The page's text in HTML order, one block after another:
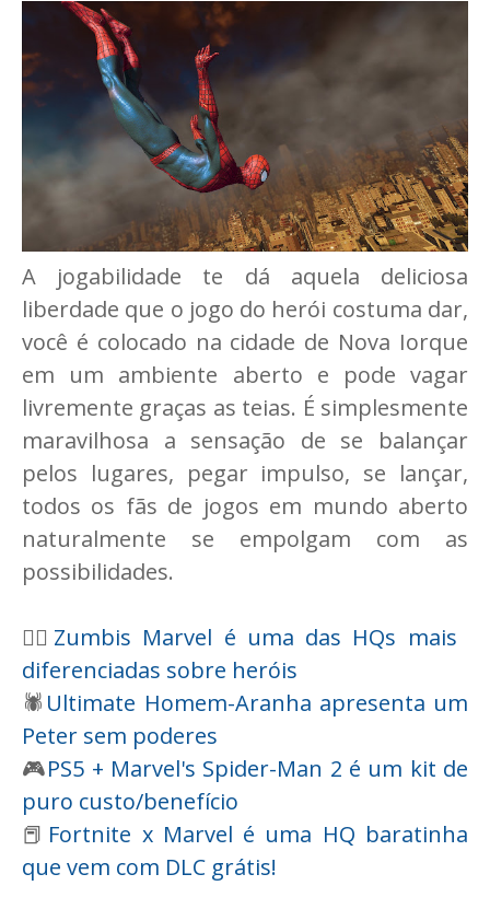
A jogabilidade te dá aquela deliciosa
liberdade que o jogo do herói costuma dar,
você é colocado na cidade de Nova Iorque
em um ambiente aberto e pode vagar
livremente graças as teias. É simplesmente
maravilhosa a sensação de se balançar
pelos lugares, pegar impulso, se lançar,
todos os fãs de jogos em mundo aberto
naturalmente se empolgam com as
possibilidades.
🧟‍♂️ Zumbis Marvel é uma das HQs mais
diferenciadas sobre heróis
🕷 Ultimate Homem-Aranha apresenta um
Peter sem poderes
🎮PS5 + Marvel's Spider-Man 2 é um kit de
puro custo/benefício
📕 Fortnite x Marvel é uma HQ baratinha
que vem com DLC grátis!